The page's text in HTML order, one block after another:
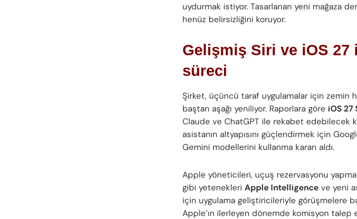
uydurmak istiyor. Tasarlanan yeni mağaza
henüz belirsizliğini koruyor.
Gelişmiş Siri ve iOS 27
süreci
Şirket, üçüncü taraf uygulamalar için zemin
baştan aşağı yeniliyor. Raporlara göre iOS 27
Claude ve ChatGPT ile rekabet edebilecek
asistanın altyapısını güçlendirmek için
Gemini modellerini kullanma kararı aldı.
Apple yöneticileri, uçuş rezervasyonu
gibi yetenekleri Apple Intelligence ve yeni
için uygulama geliştiricileriyle görüşmelere
Apple’ın ilerleyen dönemde komisyon